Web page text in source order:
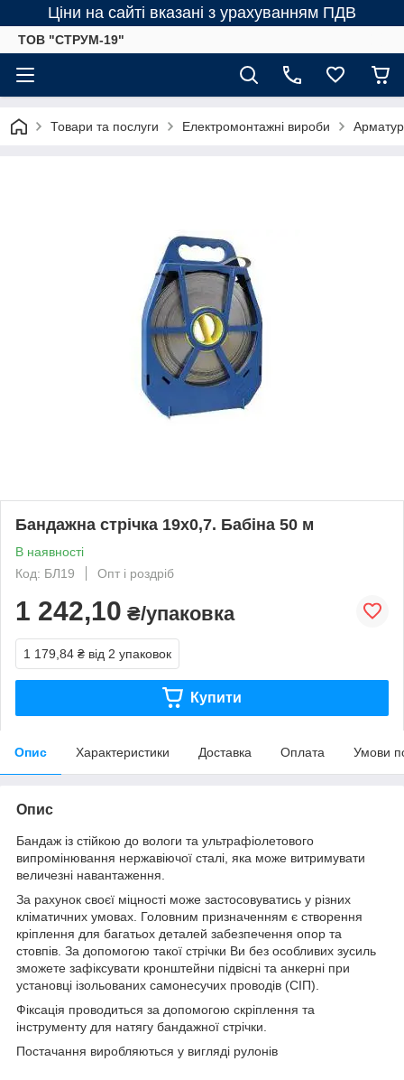
Ціни на сайті вказані з урахуванням ПДВ
ТОВ "СТРУМ-19"
Товари та послуги Електромонтажні вироби
Бандажна стрічка 19х0,7. Бабіна 50 м
В наявності
Код: БЛ19
Опт і роздріб
1 242,10 ₴/упаковка
1 179,84 ₴ від 2 упаковок
Купити
Опис Характеристики Доставка Оплата Умови
Опис
Бандаж із стійкою до вологи та ультрафіолетового
випромінювання нержавіючої сталі, яка може витримувати
величезні навантаження.
За рахунок своєї міцності може застосовуватись у різних
кліматичних умовах. Головним призначенням є створення
кріплення для багатьох деталей забезпечення опор та
стовпів. За допомогою такої стрічки Ви без особливих зусиль
зможете зафіксувати кронштейни підвісні та анкерні при
установці ізольованих самонесучих проводів (СІП).
Фіксація проводиться за допомогою скріплення та
інструменту для натягу бандажної стрічки.
Постачання виробляються у вигляді рулонів